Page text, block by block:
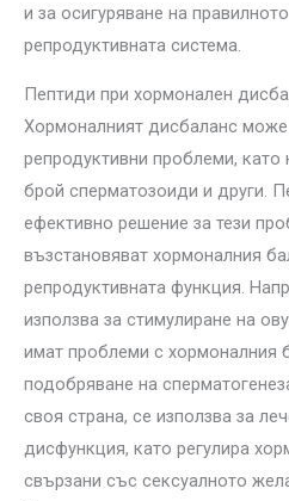
и за осигуряване на
репродуктивната система.
Пептиди при хормонален
Хормоналният дисбаланс
репродуктивни проблеми,
брой сперматозоиди и други.
ефективно решение за тези
възстановяват хормоналния
репродуктивната функция.
използва за стимулиране на
имат проблеми с хормоналния
подобряване на
своя страна, се използва за
дисфункция, като регулира
свързани със сексуалното